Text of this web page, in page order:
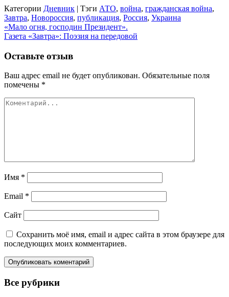
Категории Дневник | Тэги АТО, война, гражданская война,
Завтра, Новороссия, публикация, Россия, Украина
Навигация
по
записям
«Мало огня, господин Президент».
Газета «Завтра»: Поэзия на передовой
Оставьте отзыв
Ваш адрес email не будет опубликован. Обязательные поля
помечены *
Имя *
Email *
Сайт
Сохранить моё имя, email и адрес сайта в этом браузере для
последующих моих комментариев.
Все рубрики